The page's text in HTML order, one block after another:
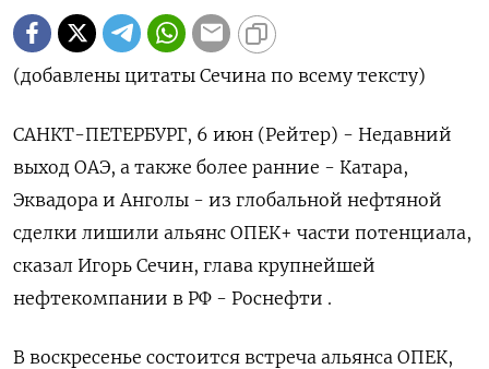
(добавлены цитаты Сечина по всему тексту)
САНКТ-ПЕТЕРБУРГ, 6 июн (Рейтер) - Недавний
выход ОАЭ, а также более ранние - Катара,
Эквадора и Анголы - из глобальной нефтяной
сделки лишили альянс ОПЕК+ части потенциала,
сказал Игорь Сечин, глава крупнейшей
нефтекомпании в РФ - Роснефти .
В воскресенье состоится встреча альянса ОПЕК,